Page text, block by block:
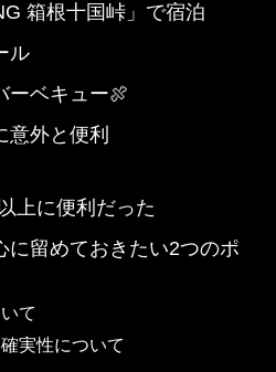
箱根十国峠」で宿泊
ル
ーベキュー🍖
意外と便利
上に便利だった
に留めておきたい2つのポ
て
実性について